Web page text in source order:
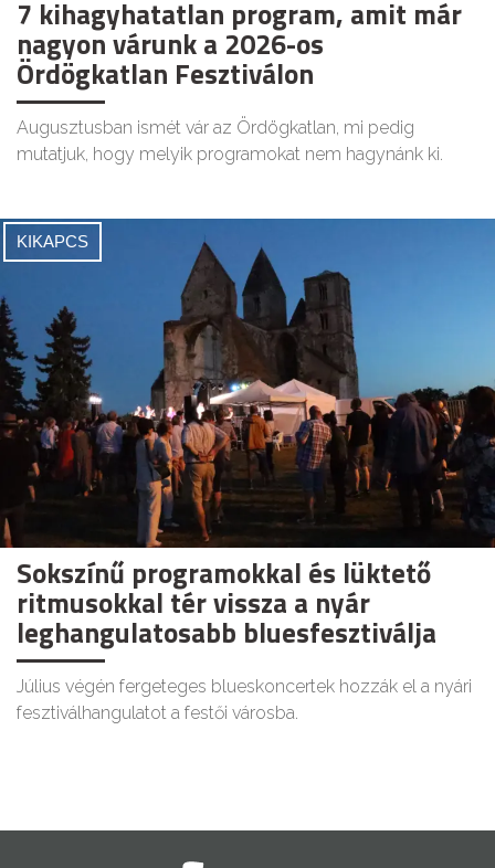
7 kihagyhatatlan program, amit már
nagyon várunk a 2026-os
Ördögkatlan Fesztiválon
Augusztusban ismét vár az Ördögkatlan, mi pedig
mutatjuk, hogy melyik programokat nem hagynánk ki.
KIKAPCS
Sokszínű programokkal és lüktető
ritmusokkal tér vissza a nyár
leghangulatosabb bluesfesztiválja
Július végén fergeteges blueskoncertek hozzák el a nyári
fesztiválhangulatot a festői városba.